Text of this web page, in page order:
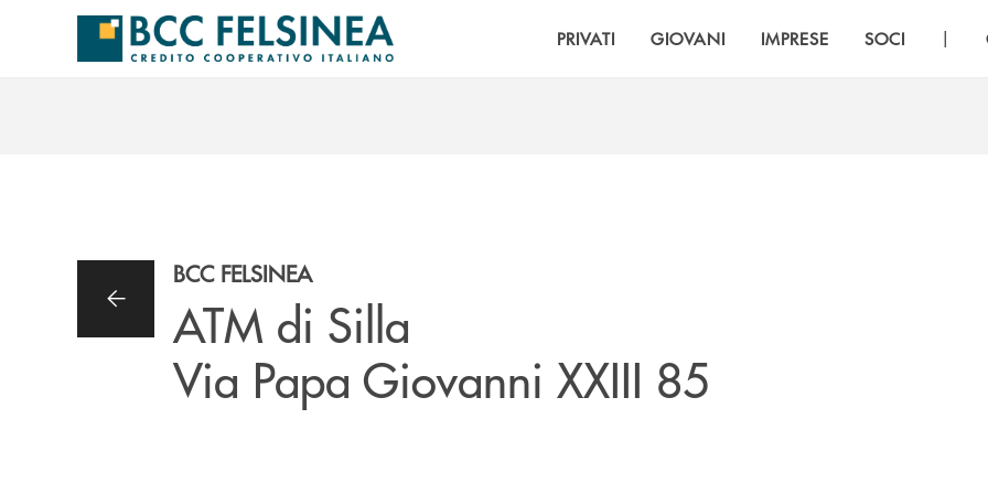
Salta al contenuto principale
PRIVATI GIOVANI IMPRESE SOCI |
BCC FELSINEA
ATM di Silla
Via Papa Giovanni XXIII 85